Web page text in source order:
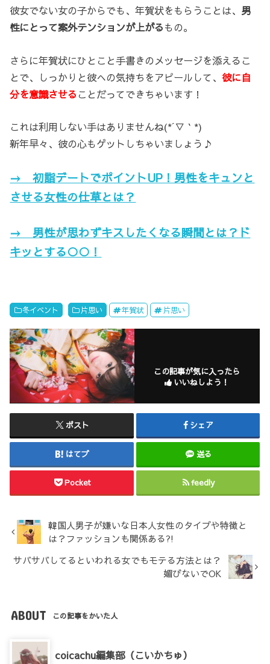
彼女でない女の子からでも、年賀状をもらうことは、 男
性にとって案外テンションが上がるもの。
さらに年賀状にひとこと手書きのメッセージを添えるこ
とで、しっかりと彼への気持ちをアピールして、彼に自
分を意識させることだってできちゃいます！
これは利用しない手はありませんね(*´▽｀*)
新年早々、彼の心もゲットしちゃいましょう♪
→ 初詣デートでポイントUP！男性をキュンと
させる女性の仕草とは？
→ 男性が思わずキスしたくなる瞬間とは？ド
キッとする○○！
冬イベント 片思い 年賀状 片思い
この記事が気に入ったら
いいねしよう！
ポスト シェア
はてブ 送る
Pocket feedly
韓国人男子が嫌いな日本人女性のタイプや特徴と
は？ファッションも関係ある?!
サバサバしてるといわれる女でもモテる方法とは？
媚びないでOK
ABOUT この記事をかいた人
coicachu編集部（こいかちゅ）